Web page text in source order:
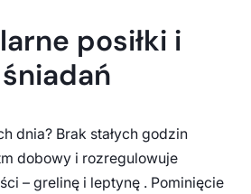
posiłki i
dnia? Brak stałych godzin
dobowy i rozregulowuje
– grelinę i leptynę . Pominięcie